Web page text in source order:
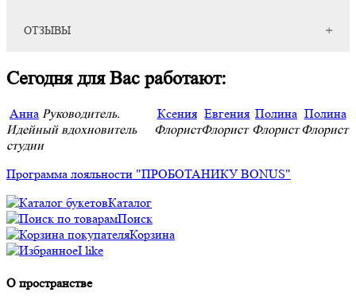
Букет невесты с лизиантусом и кустовой розой от флористов
Оформите заказ на сайте, в мессенджерах или соц.сетях, по
телефону
8-960-747-00-40или приезжайте к нам в
пространство Кострома, Советская улица, дом 2.
ОТЗЫВЫ
Отзывов нет.
Сегодня для Вас работают:
Анна Руководитель.
Идейный вдохновитель
студии
Ксения
Флорист
Евгения
Флорист
Полина
Флорист
Полина
Флорист
Программа лояльности "ПРОБОТАНИКУ BONUS"
Каталог
Поиск
Корзина
I like
О пространстве